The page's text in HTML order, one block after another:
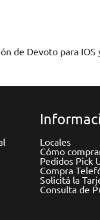
de Devoto para
Locales
Cómo
Pedidos Pick
Compra
Solicitá la
Consulta de